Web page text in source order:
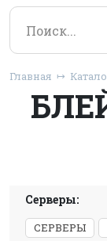
Главная
Серверы:
СЕРВЕРЫ